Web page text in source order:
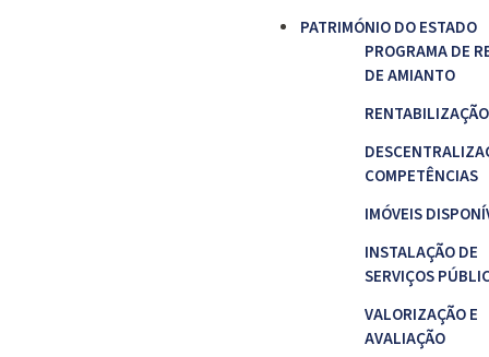
PATRIMÓNIO DO ESTADO
PROGRAMA DE
DE AMIANTO
RENTABILIZAÇÃO
COMPETÊNCIAS
IMÓVEIS
INSTALAÇÃO DE
SERVIÇOS
VALORIZAÇÃO E
AVALIAÇÃO